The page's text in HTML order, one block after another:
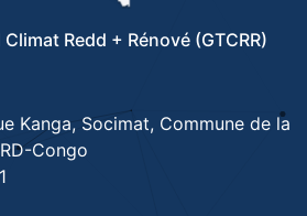
Redd + Rénové (GTCRR)
Kanga, Socimat, Commune de la
Congo